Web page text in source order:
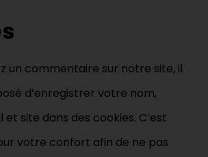
un commentaire sur notre site, il
d’enregistrer votre nom,
site dans des cookies. C’est
votre confort afin de ne pas